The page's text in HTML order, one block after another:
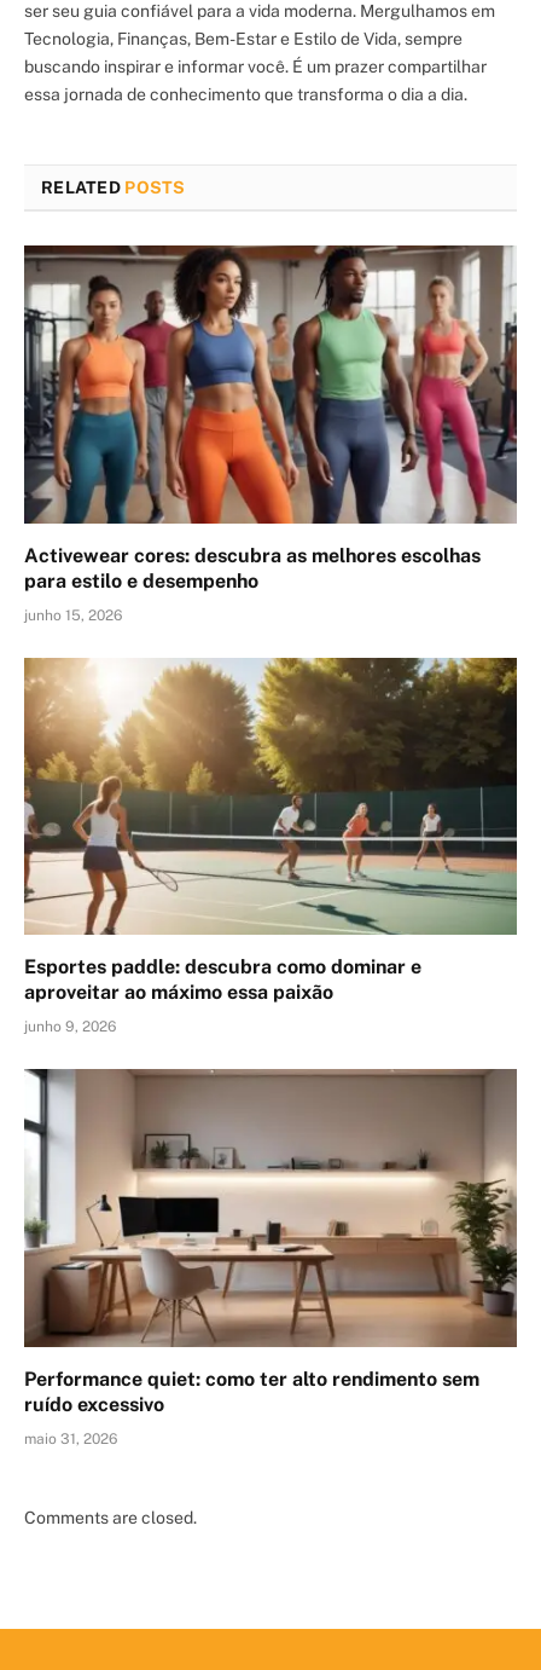
ser seu guia confiável para a vida moderna. Mergulhamos em
Tecnologia, Finanças, Bem-Estar e Estilo de Vida, sempre
buscando inspirar e informar você. É um prazer compartilhar
essa jornada de conhecimento que transforma o dia a dia.
RELATED POSTS
Activewear cores: descubra as melhores escolhas
para estilo e desempenho
junho 15, 2026
Esportes paddle: descubra como dominar e
aproveitar ao máximo essa paixão
junho 9, 2026
Performance quiet: como ter alto rendimento sem
ruído excessivo
maio 31, 2026
Comments are closed.